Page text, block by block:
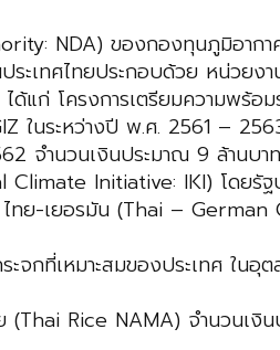
NDA) ของกองทุนภูมิอา
เทศไทยประกอบด้วย หน่วยง
ด้แก่ โครงการเตรียมความพ
ในระหว่างปี พ.ศ. 2561 –
จำนวนเงินประมาณ 9 ล้านบาท
Initiative: IKI) โดยรั
ทย-เยอรมัน (Thai –
จกที่เหมาะสมของประเทศ ใ
(Thai Rice NAMA) จำนวนเ